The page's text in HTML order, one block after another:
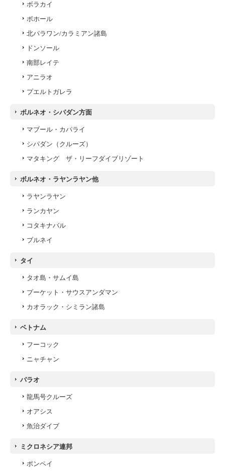
ボラカイ
ボホール
北パラワン/カラミアン諸島
ドンソール
南部レイテ
アニラオ
プエルトガレラ
ボルネオ・シパダン方面
マブール・カパライ
シパダン（クルーズ）
マタキング ザ・リーフダイブリゾート
ボルネオ・ラヤンラヤン他
ラヤンラヤン
ランカヤン
コタキナバル
ブルネイ
タイ
タオ島・サムイ島
プーケット・サウスアンダマン
カオラック・シミラン諸島
ベトナム
フーコック
ニャチャン
パラオ
龍馬号クルーズ
オアシス
魚治ダイブ
ミクロネシア連邦
ポンペイ